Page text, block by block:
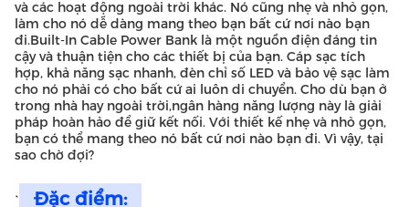
và các hoạt động ngoài trời khác. Nó cũng nhẹ và nhỏ gọn,
làm cho nó dễ dàng mang theo bạn bất cứ nơi nào bạn
đi.Built-In Cable Power Bank là một nguồn điện đáng tin
cậy và thuận tiện cho các thiết bị của bạn. Cáp sạc tích
hợp, khả năng sạc nhanh, đèn chỉ số LED và bảo vệ sạc làm
cho nó phải có cho bất cứ ai luôn di chuyển. Cho dù bạn ở
trong nhà hay ngoài trời,ngân hàng năng lượng này là giải
pháp hoàn hảo để giữ kết nối. Với thiết kế nhẹ và nhỏ gọn,
bạn có thể mang theo nó bất cứ nơi nào bạn đi. Vì vậy, tại
sao chờ đợi?
` Đặc điểm: